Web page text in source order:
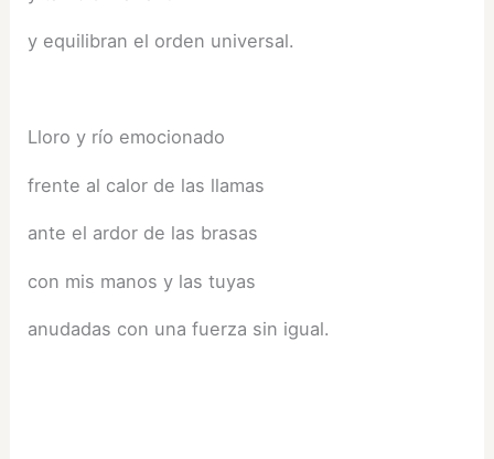
y equilibran el orden universal.
Lloro y río emocionado
frente al calor de las llamas
ante el ardor de las brasas
con mis manos y las tuyas
anudadas con una fuerza sin igual.